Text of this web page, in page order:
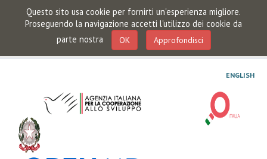
Questo sito usa cookie per fornirti un'esperienza migliore.
Proseguendo la navigazione accetti l'utilizzo dei cookie da
parte nostra
OK Approfondisci
ENGLISH